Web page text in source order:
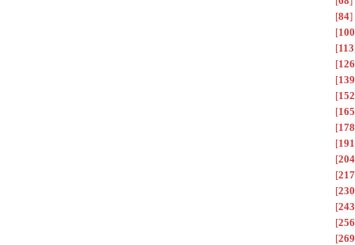
[84]
[100
[113
[126
[139
[152
[165
[178
[191
[204
[217
[230
[243
[256
[269